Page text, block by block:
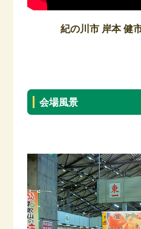
紀の川市 岸本 健
会場風景